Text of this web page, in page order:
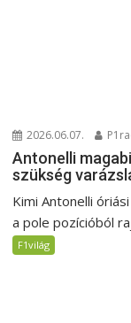
2026.06.07.
Antonelli
szükség
Kimi Antonelli
a pole pozícióból
F1világ